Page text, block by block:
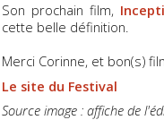
Son prochain film,
cette belle définition.
Merci Corinne, et bon(s)
Le site du Festival
Source image : affiche de